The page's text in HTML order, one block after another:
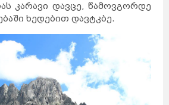
კარავი დავცე, წამოვგორდე
ხედებით დავტკბე.